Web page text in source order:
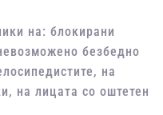
на: блокирани
безбедно
на
на лицата со оштетен